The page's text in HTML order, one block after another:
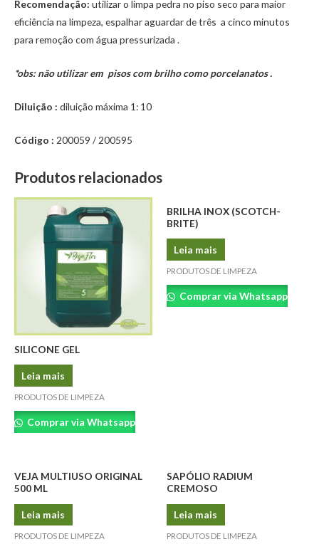
Recomendação: utilizar o limpa pedra no piso seco para maior
eficiência na limpeza, espalhar aguardar de três a cinco minutos
para remoção com água pressurizada .
*obs: não utilizar em pisos com brilho como porcelanatos .
Diluição : diluição máxima 1: 10
Código : 200059 / 200595
Produtos relacionados
SILICONE GEL
Leia mais
PRODUTOS DE LIMPEZA
Comprar via Whatsapp
BRILHA INOX (SCOTCH-
BRITE)
Leia mais
PRODUTOS DE LIMPEZA
Comprar via Whatsapp
VEJA MULTIUSO ORIGINAL
500 ML
Leia mais
PRODUTOS DE LIMPEZA
SAPÓLIO RADIUM
CREMOSO
Leia mais
PRODUTOS DE LIMPEZA